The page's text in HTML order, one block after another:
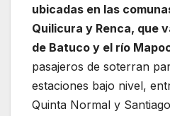
ubicadas en las
Quilicura y Renca, que
de Batuco y el río
pasajeros de soterran
estaciones bajo nivel,
Quinta Normal y